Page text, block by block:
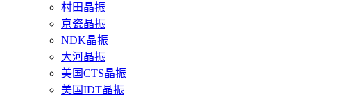
村田晶振
京瓷晶振
NDK晶振
大河晶振
美国CTS晶振
美国IDT晶振